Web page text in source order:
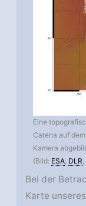
Eine
Catena auf
Kamera
(Bild: ESA, DLR
Bei der
Karte